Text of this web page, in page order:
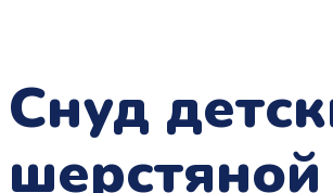
Снуд
шерстяной